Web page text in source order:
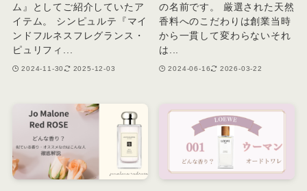
ム』としてご紹介していたア
イテム。 シンピュルテ『マイ
ンドフルネスフレグランス・
ピュリフィ...
2024-11-30 2025-12-03
の名前です。 厳選された天然
香料へのこだわりは創業当時
から一貫して変わらないそれ
は...
2024-06-16 2026-03-22